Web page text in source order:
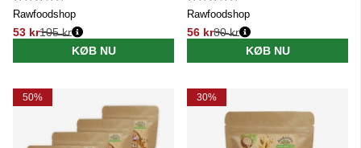
Rawfoodshop
53 kr
Normalpris:
105 kr
KØB NU
Rawfoodshop
56 kr
Normalpris:
80 kr
KØB NU
50% 30%